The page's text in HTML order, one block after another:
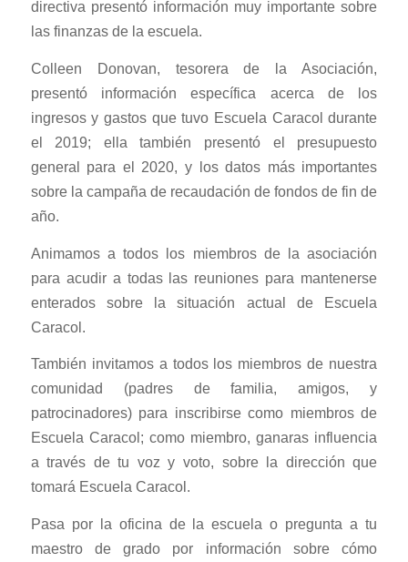
directiva presentó información muy importante sobre
las finanzas de la escuela.
Colleen Donovan, tesorera de la Asociación,
presentó información específica acerca de los
ingresos y gastos que tuvo Escuela Caracol durante
el 2019; ella también presentó el presupuesto
general para el 2020, y los datos más importantes
sobre la campaña de recaudación de fondos de fin de
año.
Animamos a todos los miembros de la asociación
para acudir a todas las reuniones para mantenerse
enterados sobre la situación actual de Escuela
Caracol.
También invitamos a todos los miembros de nuestra
comunidad (padres de familia, amigos, y
patrocinadores) para inscribirse como miembros de
Escuela Caracol; como miembro, ganaras influencia
a través de tu voz y voto, sobre la dirección que
tomará Escuela Caracol.
Pasa por la oficina de la escuela o pregunta a tu
maestro de grado por información sobre cómo